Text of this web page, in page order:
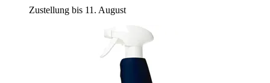
Zustellung bis 11. August